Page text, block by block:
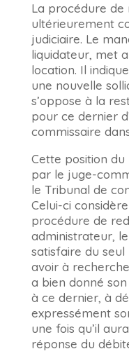
La procédure de
ultérieurement
judiciaire. Le
liquidateur, met
location. Il
une nouvelle
s’oppose à la
pour ce dernier
commissaire
Cette position
par le juge-
le Tribunal de
Celui-ci
procédure de
administrateur,
satisfaire du
avoir à
a bien donné
à ce dernier, à
expressément
une fois qu’il
réponse du